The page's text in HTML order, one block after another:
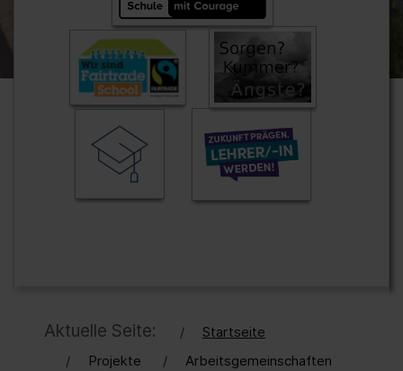
Aktuelle Seite:
Startseite
Projekte
Arbeitsgemeinschaften